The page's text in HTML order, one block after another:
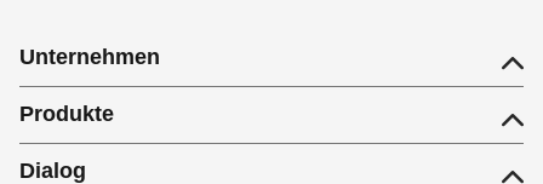
Unternehmen
Produkte
Dialog